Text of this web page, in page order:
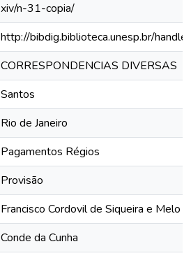
xiv/n-31-copia/
http://bibdig.biblioteca.unesp.br/
CORRESPONDENCIAS DIVERSAS
Santos
Rio de Janeiro
Pagamentos Régios
Provisão
Francisco Cordovil de Siqueira e Melo
Conde da Cunha